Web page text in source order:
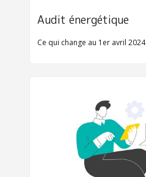
Audit énergétique
Ce qui change au 1er avril 2024